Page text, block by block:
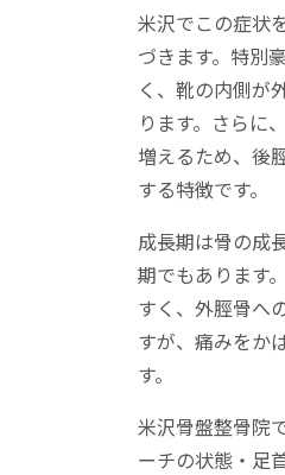
米沢でこの症状
づきます。特別
く、靴の内側が
ります。さらに
増えるため、後
する特徴です。
成長期は骨の成
期でもあります
すく、外脛骨へ
すが、痛みをか
す。
米沢骨盤整骨院
ーチの状態・足